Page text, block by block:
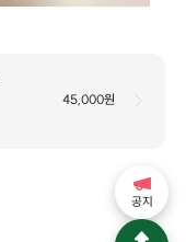
45,000원
공지